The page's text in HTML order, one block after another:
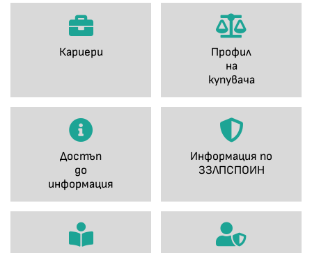
Кариери
Профил
на
купувача
Достъп
до
информация
Информация по
ЗЗЛПСПОИН